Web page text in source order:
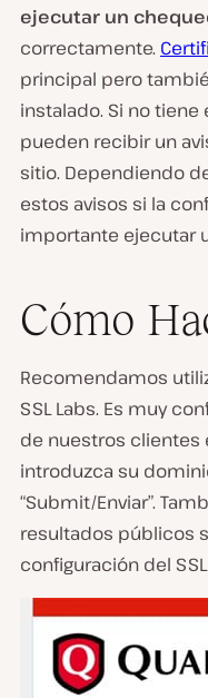
ejecutar un
correctamente.
principal pero
instalado. Si no
pueden recibir un
sitio. Dependiendo
estos avisos si la
importante ejecutar
Cómo
Recomendamos
SSL Labs. Es muy
de nuestros clientes
introduzca su
“Submit/Enviar”.
resultados públicos
configuración del